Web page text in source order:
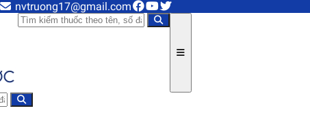
nvtruong17@gmail.com